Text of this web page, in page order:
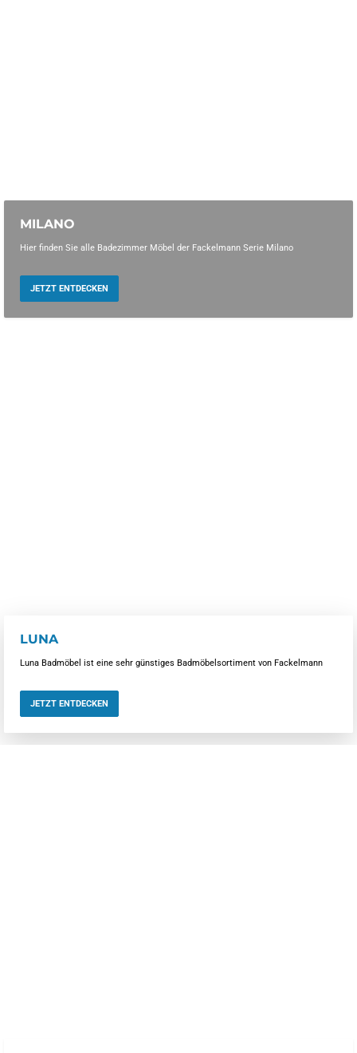
MILANO
Hier finden Sie alle Badezimmer Möbel der Fackelmann Serie Milano
JETZT ENTDECKEN
LUNA
Luna Badmöbel ist eine sehr günstiges Badmöbelsortiment von Fackelmann
JETZT ENTDECKEN